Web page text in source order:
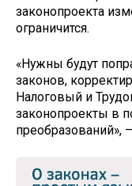
законопроекта
ограничится.
«Нужны будут
законов,
Налоговый и
законопроекты в
преобразований»,